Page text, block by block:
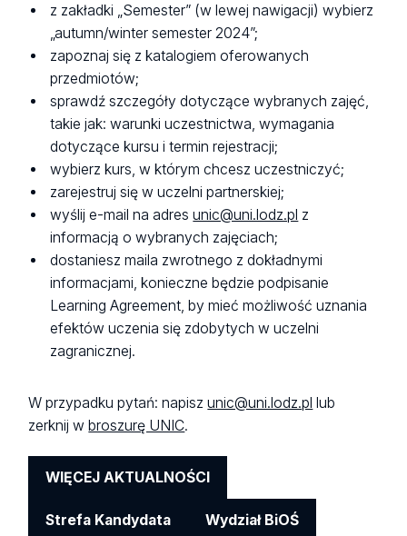
z zakładki „Semester” (w lewej nawigacji) wybierz
„autumn/winter semester 2024”;
zapoznaj się z katalogiem oferowanych
przedmiotów;
sprawdź szczegóły dotyczące wybranych zajęć,
takie jak: warunki uczestnictwa, wymagania
dotyczące kursu i termin rejestracji;
wybierz kurs, w którym chcesz uczestniczyć;
zarejestruj się w uczelni partnerskiej;
wyślij e-mail na adresunic@uni.lodz.pl z
informacją o wybranych zajęciach;
dostaniesz maila zwrotnego z dokładnymi
informacjami, konieczne będzie podpisanie
Learning Agreement, by mieć możliwość uznania
efektów uczenia się zdobytych w uczelni
zagranicznej.
W przypadku pytań: napiszunic@uni.lodz.pl lub
zerknij wbroszurę UNIC.
WIĘCEJ AKTUALNOŚCI
Strefa Kandydata Wydział BiOŚ